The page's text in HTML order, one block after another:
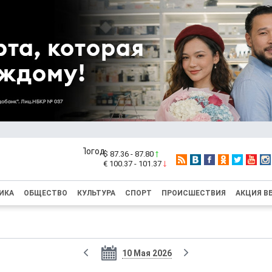
$ 87.36 - 87.80
€ 100.37 - 101.37
ОБЩЕСТВО КУЛЬТУРА СПОРТ ПРОИСШЕСТВИЯ АКЦИЯ
10 Мая 2026